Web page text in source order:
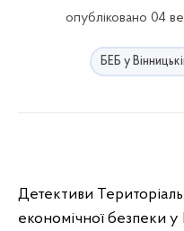
опубліковано 04
БЕБ у
Детективи
економічної безпеки у